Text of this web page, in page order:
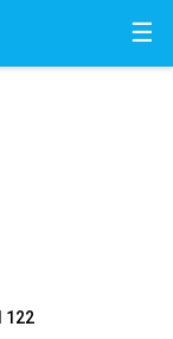
☰
122